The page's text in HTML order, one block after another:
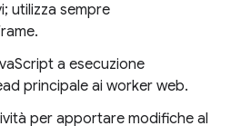
utilizza sempre
a esecuzione
principale ai worker web.
per apportare modifiche al